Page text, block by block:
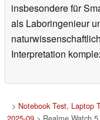
insbesondere für
als Laboringenieur
Interpretation
> Notebook Test, Laptop